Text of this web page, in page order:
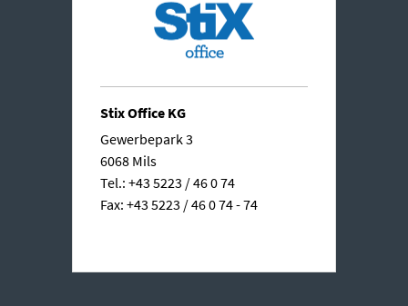
Stix Office KG
Gewerbepark 3
6068 Mils
Tel.: +43 5223 / 46 0 74
Fax: +43 5223 / 46 0 74 - 74